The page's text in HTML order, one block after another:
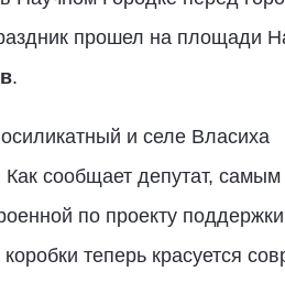
прошел на площади
.
и селе Власиха
Как сообщает депутат,
по проекту
теперь красуется